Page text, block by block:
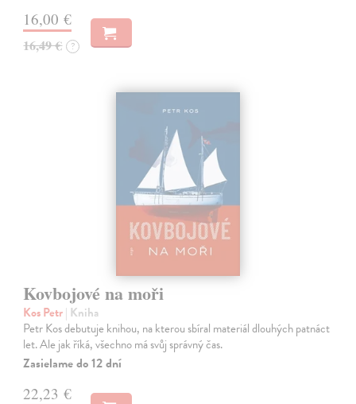
16,00 €
16,49 € ?
Kovbojové na moři
Kos Petr| Kniha
Petr Kos debutuje knihou, na kterou sbíral materiál dlouhých patnáct
let. Ale jak říká, všechno má svůj správný čas.
Zasielame do 12 dní
22,23 €